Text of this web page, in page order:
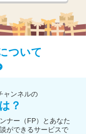
ついて
ャンネルの
？
ナー（FP）とあなた
ができるサービスで